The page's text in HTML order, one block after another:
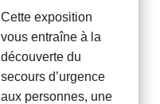
Cette exposition
vous entraîne à la
découverte du
secours d’urgence
aux personnes, une